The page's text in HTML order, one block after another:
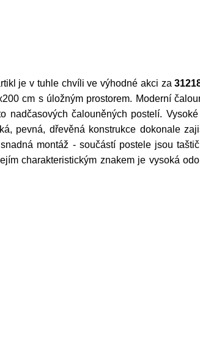
je v tuhle chvíli ve výhodné akci za
cm s úložným prostorem. Moderní
nadčasových čalouněných postelí.
pevná, dřevěná konstrukce dokonale
montáž - součástí postele jsou
charakteristickým znakem je vysoká